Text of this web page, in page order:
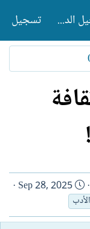
تسجيل الدخول تسجيل
ت
ر
Sep 28, 2025